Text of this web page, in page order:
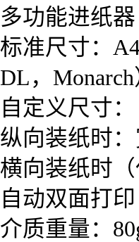
多功能进纸器
标准尺寸：
DL，
自定义尺寸：
纵向装纸时：
横向装纸时（
自动双面打
介质重量：